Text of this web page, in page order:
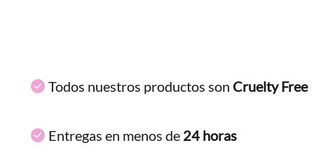
Todos nuestros productos son Cruelty Free
Entregas en menos de 24 horas